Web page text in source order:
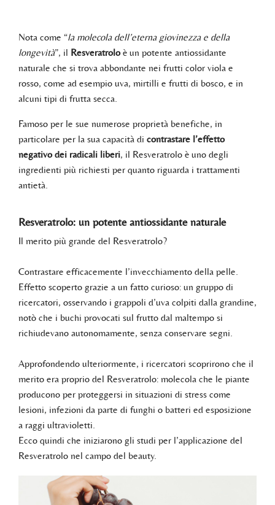
Nota come “la molecola dell’eterna giovinezza e della
longevità”, il Resveratroloè un potente antiossidante
naturale che si trova abbondante nei frutti color viola e
rosso, come ad esempio uva, mirtilli e frutti di bosco, e in
alcuni tipi di frutta secca.
Famoso per le sue numerose proprietà benefiche, in
particolare per la sua capacità di contrastare l’effetto
negativo dei radicali liberi, il Resveratrolo è uno degli
ingredienti più richiesti per quanto riguarda i trattamenti
antietà.
Resveratrolo: un potente antiossidante naturale
Il merito più grande del Resveratrolo?
Contrastare efficacemente l’invecchiamento della pelle.
Effetto scoperto grazie a un fatto curioso: un gruppo di
ricercatori, osservando i grappoli d’uva colpiti dalla grandine,
notò che i buchi provocati sul frutto dal maltempo si
richiudevano autonomamente, senza conservare segni.
Approfondendo ulteriormente, i ricercatori scoprirono che il
merito era proprio del Resveratrolo: molecola che le piante
producono per proteggersi in situazioni di stress come
lesioni, infezioni da parte di funghi o batteri ed esposizione
a raggi ultravioletti.
Ecco quindi che iniziarono gli studi per l’applicazione del
Resveratrolo nel campo del beauty.